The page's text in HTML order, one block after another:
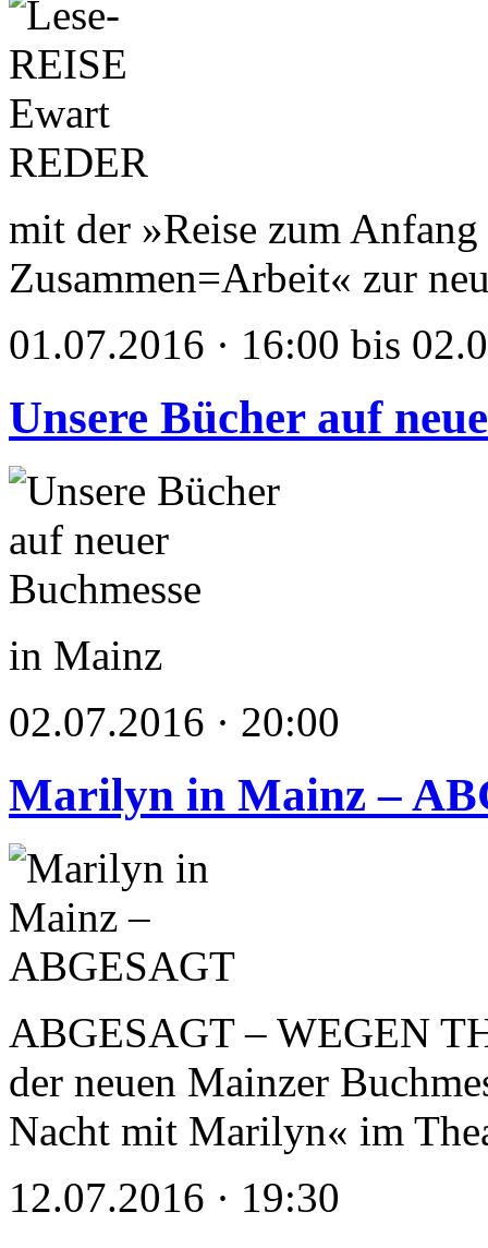
mit der »Reise zum
Zusammen=Arbeit« zur
01.07.2016 · 16:00 bis
Unsere Bücher auf
in Mainz
02.07.2016 · 20:00
Marilyn in Mainz –
ABGESAGT – WEGEN
der neuen Mainzer
Nacht mit Marilyn« im
12.07.2016 · 19:30